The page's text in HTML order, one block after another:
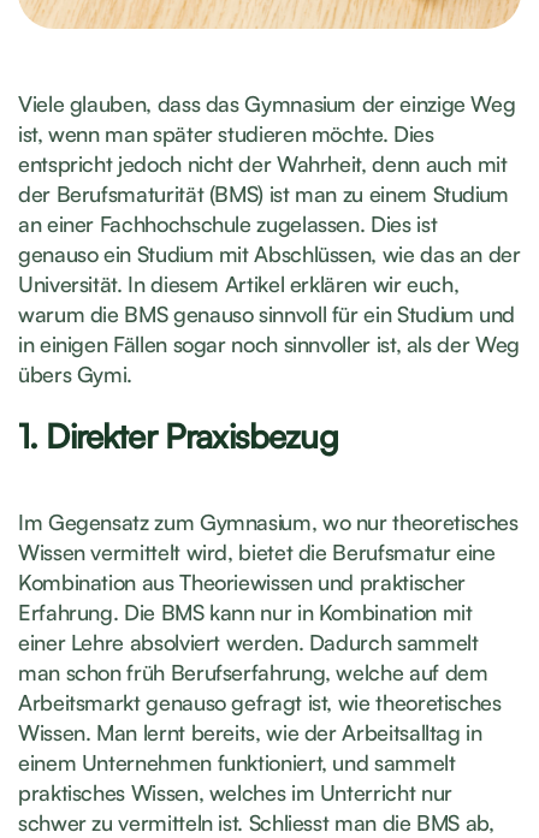
Viele glauben, dass das Gymnasium der einzige Weg
ist, wenn man später studieren möchte. Dies
entspricht jedoch nicht der Wahrheit, denn auch mit
der Berufsmaturität (BMS) ist man zu einem Studium
an einer Fachhochschule zugelassen. Dies ist
genauso ein Studium mit Abschlüssen, wie das an der
Universität. In diesem Artikel erklären wir euch,
warum die BMS genauso sinnvoll für ein Studium und
in einigen Fällen sogar noch sinnvoller ist, als der Weg
übers Gymi.
1. Direkter Praxisbezug
Im Gegensatz zum Gymnasium, wo nur theoretisches
Wissen vermittelt wird, bietet die Berufsmatur eine
Kombination aus Theoriewissen und praktischer
Erfahrung. Die BMS kann nur in Kombination mit
einer Lehre absolviert werden. Dadurch sammelt
man schon früh Berufserfahrung, welche auf dem
Arbeitsmarkt genauso gefragt ist, wie theoretisches
Wissen. Man lernt bereits, wie der Arbeitsalltag in
einem Unternehmen funktioniert, und sammelt
praktisches Wissen, welches im Unterricht nur
schwer zu vermitteln ist. Schliesst man die BMS ab,